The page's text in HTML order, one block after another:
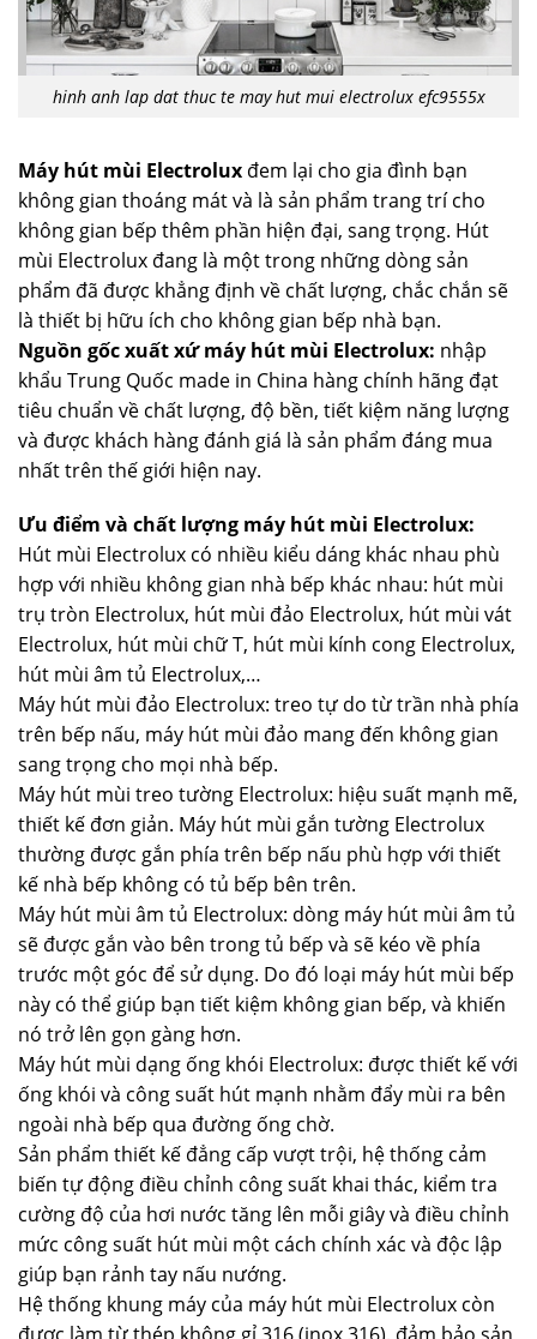
hinh anh lap dat thuc te may hut mui electrolux efc9555x
Máy hút mùi Electrolux đem lại cho gia đình bạn
không gian thoáng mát và là sản phẩm trang trí cho
không gian bếp thêm phần hiện đại, sang trọng. Hút
mùi Electrolux đang là một trong những dòng sản
phẩm đã được khẳng định về chất lượng, chắc chắn sẽ
là thiết bị hữu ích cho không gian bếp nhà bạn.
Nguồn gốc xuất xứ máy hút mùi Electrolux: nhập
khẩu Trung Quốc made in China hàng chính hãng đạt
tiêu chuẩn về chất lượng, độ bền, tiết kiệm năng lượng
và được khách hàng đánh giá là sản phẩm đáng mua
nhất trên thế giới hiện nay.
Ưu điểm và chất lượng máy hút mùi Electrolux:
Hút mùi Electrolux có nhiều kiểu dáng khác nhau phù
hợp với nhiều không gian nhà bếp khác nhau: hút mùi
trụ tròn Electrolux, hút mùi đảo Electrolux, hút mùi vát
Electrolux, hút mùi chữ T, hút mùi kính cong Electrolux,
hút mùi âm tủ Electrolux,…
Máy hút mùi đảo Electrolux: treo tự do từ trần nhà phía
trên bếp nấu, máy hút mùi đảo mang đến không gian
sang trọng cho mọi nhà bếp.
Máy hút mùi treo tường Electrolux: hiệu suất mạnh mẽ,
thiết kế đơn giản. Máy hút mùi gắn tường Electrolux
thường được gắn phía trên bếp nấu phù hợp với thiết
kế nhà bếp không có tủ bếp bên trên.
Máy hút mùi âm tủ Electrolux: dòng máy hút mùi âm tủ
sẽ được gắn vào bên trong tủ bếp và sẽ kéo về phía
trước một góc để sử dụng. Do đó loại máy hút mùi bếp
này có thể giúp bạn tiết kiệm không gian bếp, và khiến
nó trở lên gọn gàng hơn.
Máy hút mùi dạng ống khói Electrolux: được thiết kế với
ống khói và công suất hút mạnh nhằm đẩy mùi ra bên
ngoài nhà bếp qua đường ống chờ.
Sản phẩm thiết kế đẳng cấp vượt trội, hệ thống cảm
biến tự động điều chỉnh công suất khai thác, kiểm tra
cường độ của hơi nước tăng lên mỗi giây và điều chỉnh
mức công suất hút mùi một cách chính xác và độc lập
giúp bạn rảnh tay nấu nướng.
Hệ thống khung máy của máy hút mùi Electrolux còn